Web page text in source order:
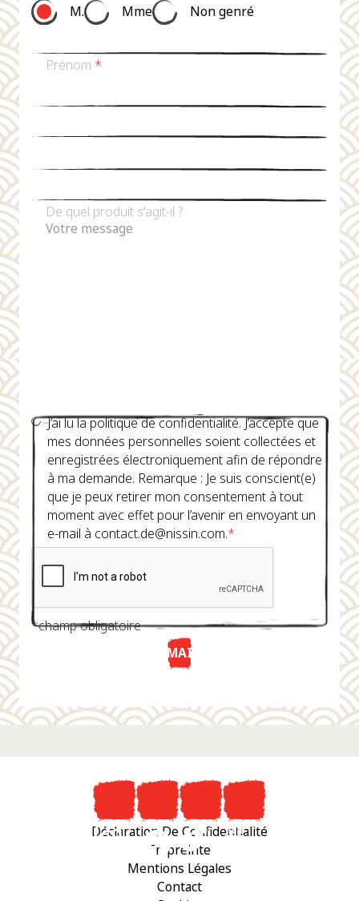
M. Mme Non genré
Prénom *
De quel produit s'agit-il ?
J’ai lu la politique de confidentialité. J’accepte que
mes données personnelles soient collectées et
enregistrées électroniquement afin de répondre
à ma demande. Remarque : Je suis conscient(e)
que je peux retirer mon consentement à tout
moment avec effet pour l’avenir en envoyant un
e-mail à contact.de@nissin.com.*
*champ obligatoire
ENVOYER MAINTENANT
Déclaration De Confidentialité
Empreinte
Mentions Légales
Contact